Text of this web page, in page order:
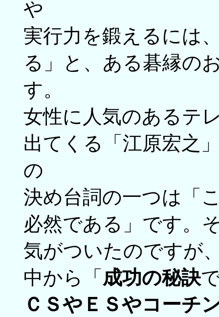
や
実行力を鍛えるには
る」と、ある碁縁の
す。
女性に人気のあるテ
出てくる「江原宏之
の
決め台詞の一つは「
必然である」です。
気がついたのですが
中から「 成功の秘訣
ＣＳやＥＳやコーチ